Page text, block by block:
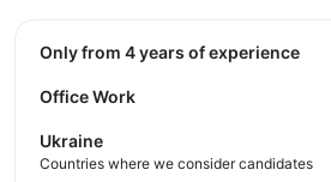
Only from 4 years of experience
Office Work
Ukraine
Countries where we consider candidates